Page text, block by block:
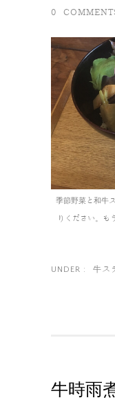
0
季節野菜と和牛
りください。
UNDER : 牛ス
牛時雨